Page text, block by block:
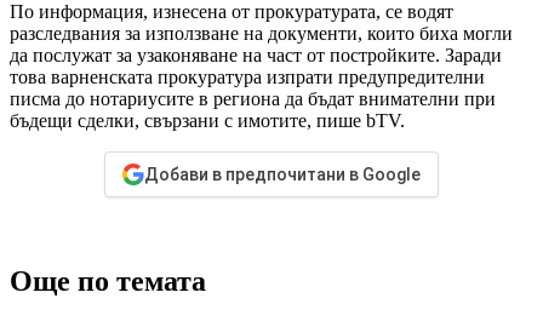
По информация, изнесена от прокуратурата, се водят
разследвания за използване на документи, които биха могли
да послужат за узаконяване на част от постройките. Заради
това варненската прокуратура изпрати предупредителни
писма до нотариусите в региона да бъдат внимателни при
бъдещи сделки, свързани с имотите, пише bTV.
Добави в предпочитани в Google
Още по темата